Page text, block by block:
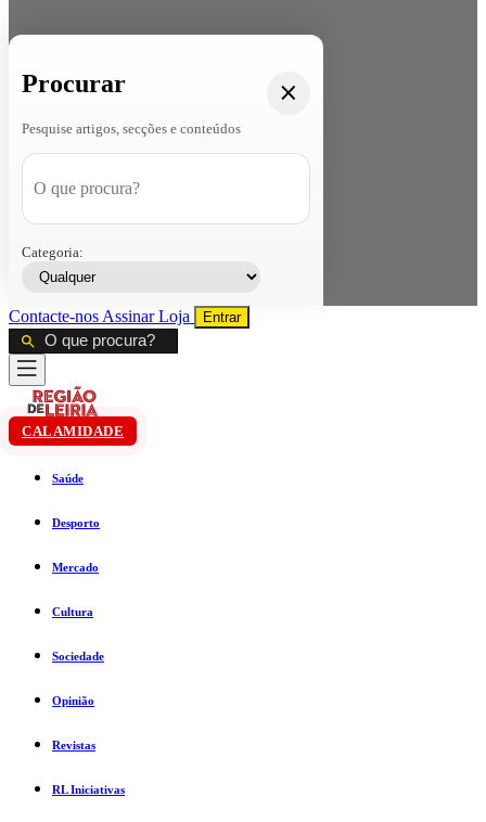
Procurar
Pesquise artigos, secções e conteúdos
Categoria:
Contacte-nos AssinarLoja Entrar
CALAMIDADE
Saúde
Desporto
Mercado
Cultura
Sociedade
Opinião
Revistas
RL Iniciativas